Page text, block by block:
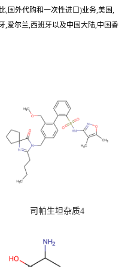
,国外代购和一次性进口)业务,美国,
,爱尔兰,西班牙以及中国大陆,中国香
司帕生坦杂质4